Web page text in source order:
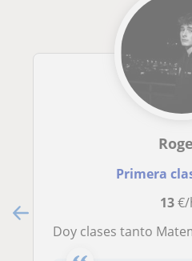
Primera
13
Doy clases tanto Matemáticas nivel ESO, bachillerato como